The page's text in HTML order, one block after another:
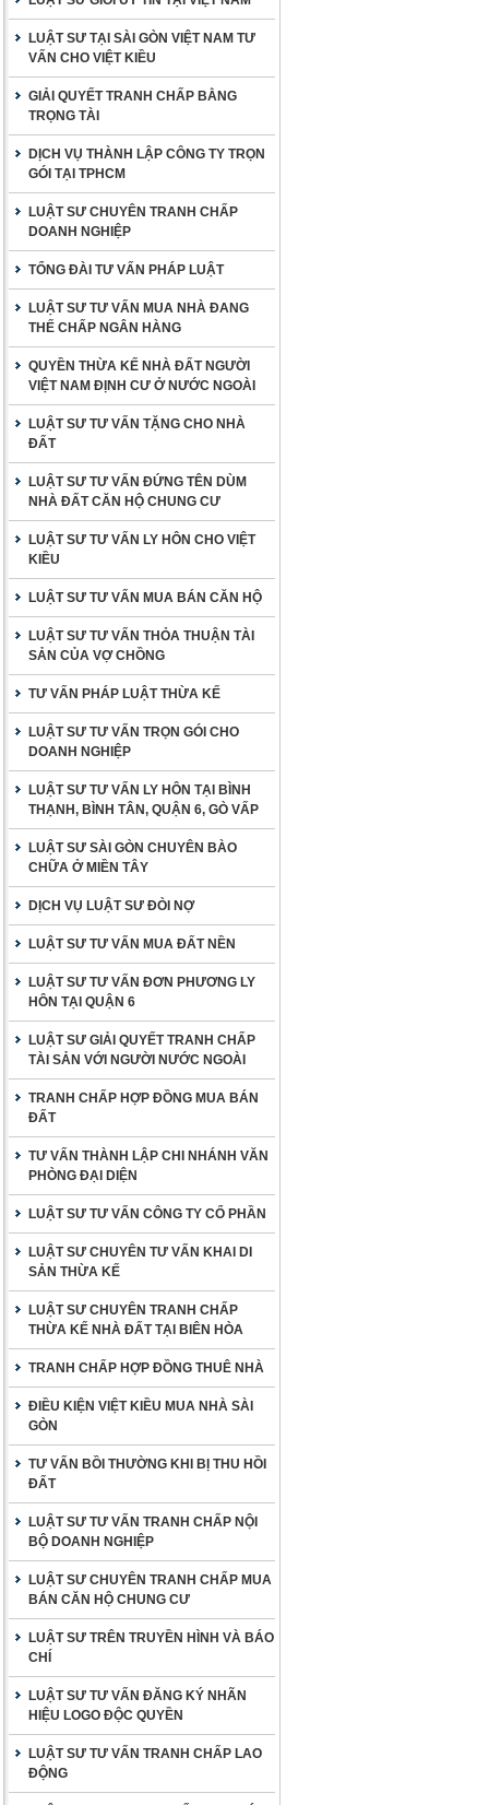
LUẬT SƯ TẠI SÀI GÒN VIỆT NAM TƯ
VẤN CHO VIỆT KIỀU
GIẢI QUYẾT TRANH CHẤP BẰNG
TRỌNG TÀI
DỊCH VỤ THÀNH LẬP CÔNG TY TRỌN
GÓI TẠI TPHCM
LUẬT SƯ CHUYÊN TRANH CHẤP
DOANH NGHIỆP
TỔNG ĐÀI TƯ VẤN PHÁP LUẬT
LUẬT SƯ TƯ VẤN MUA NHÀ ĐANG
THẾ CHẤP NGÂN HÀNG
QUYỀN THỪA KẾ NHÀ ĐẤT NGƯỜI
VIỆT NAM ĐỊNH CƯ Ở NƯỚC NGOÀI
LUẬT SƯ TƯ VẤN TẶNG CHO NHÀ
ĐẤT
LUẬT SƯ TƯ VẤN ĐỨNG TÊN DÙM
NHÀ ĐẤT CĂN HỘ CHUNG CƯ
LUẬT SƯ TƯ VẤN LY HÔN CHO VIỆT
KIỀU
LUẬT SƯ TƯ VẤN MUA BÁN CĂN HỘ
LUẬT SƯ TƯ VẤN THỎA THUẬN TÀI
SẢN CỦA VỢ CHỒNG
TƯ VẤN PHÁP LUẬT THỪA KẾ
LUẬT SƯ TƯ VẤN TRỌN GÓI CHO
DOANH NGHIỆP
LUẬT SƯ TƯ VẤN LY HÔN TẠI BÌNH
THẠNH, BÌNH TÂN, QUẬN 6, GÒ VẤP
LUẬT SƯ SÀI GÒN CHUYÊN BÀO
CHỮA Ở MIỀN TÂY
DỊCH VỤ LUẬT SƯ ĐÒI NỢ
LUẬT SƯ TƯ VẤN MUA ĐẤT NỀN
LUẬT SƯ TƯ VẤN ĐƠN PHƯƠNG LY
HÔN TẠI QUẬN 6
LUẬT SƯ GIẢI QUYẾT TRANH CHẤP
TÀI SẢN VỚI NGƯỜI NƯỚC NGOÀI
TRANH CHẤP HỢP ĐỒNG MUA BÁN
ĐẤT
TƯ VẤN THÀNH LẬP CHI NHÁNH VĂN
PHÒNG ĐẠI DIỆN
LUẬT SƯ TƯ VẤN CÔNG TY CỔ PHẦN
LUẬT SƯ CHUYÊN TƯ VẤN KHAI DI
SẢN THỪA KẾ
LUẬT SƯ CHUYÊN TRANH CHẤP
THỪA KẾ NHÀ ĐẤT TẠI BIÊN HÒA
TRANH CHẤP HỢP ĐỒNG THUÊ NHÀ
ĐIỀU KIỆN VIỆT KIỀU MUA NHÀ SÀI
GÒN
TƯ VẤN BỒI THƯỜNG KHI BỊ THU HỒI
ĐẤT
LUẬT SƯ TƯ VẤN TRANH CHẤP NỘI
BỘ DOANH NGHIỆP
LUẬT SƯ CHUYÊN TRANH CHẤP MUA
BÁN CĂN HỘ CHUNG CƯ
LUẬT SƯ TRÊN TRUYỀN HÌNH VÀ BÁO
CHÍ
LUẬT SƯ TƯ VẤN ĐĂNG KÝ NHÃN
HIỆU LOGO ĐỘC QUYỀN
LUẬT SƯ TƯ VẤN TRANH CHẤP LAO
ĐỘNG